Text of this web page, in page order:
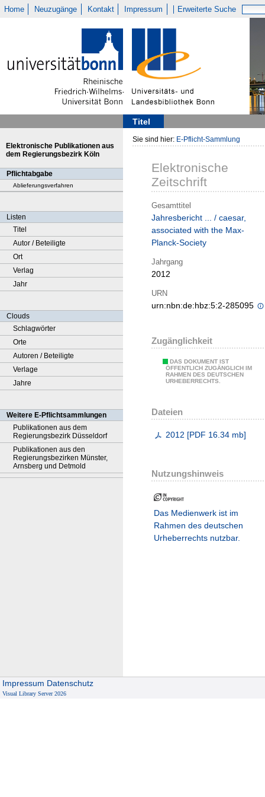
Home Neuzugänge Kontakt Impressum Erweiterte Suche
Titel
Elektronische Publikationen aus
dem Regierungsbezirk Köln
Pflichtabgabe
Ablieferungsverfahren
Listen
Titel
Autor / Beteiligte
Ort
Verlag
Jahr
Clouds
Schlagwörter
Orte
Autoren / Beteiligte
Verlage
Jahre
Weitere E-Pflichtsammlungen
Publikationen aus dem
Regierungsbezirk Düsseldorf
Publikationen aus den
Regierungsbezirken Münster,
Arnsberg und Detmold
Sie sind hier: E-Pflicht-Sammlung
Elektronische
Zeitschrift
Gesamttitel
Jahresbericht ... / caesar,
associated with the Max-
Planck-Society
Jahrgang
2012
URN
urn:nbn:de:hbz:5:2-285095
Zugänglichkeit
DAS DOKUMENT IST
ÖFFENTLICH ZUGÄNGLICH IM
RAHMEN DES DEUTSCHEN
URHEBERRECHTS.
Dateien
2012 [PDF 16.34 mb]
Nutzungshinweis
Das Medienwerk ist im
Rahmen des deutschen
Urheberrechts nutzbar.
Impressum Datenschutz
Visual Library Server 2026